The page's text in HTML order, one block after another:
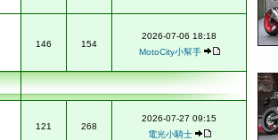
146 154
2026-07-06 18:18
MotoCity小幫手
121 268
2026-07-27 09:15
電光小騎士